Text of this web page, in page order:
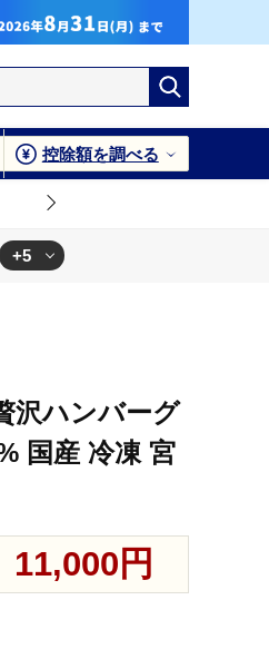
控除額を調べる
+5
沢ハンバーグ
国産 冷凍 宮
11,000円